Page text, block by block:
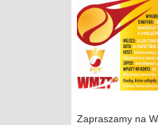
Zapraszamy na